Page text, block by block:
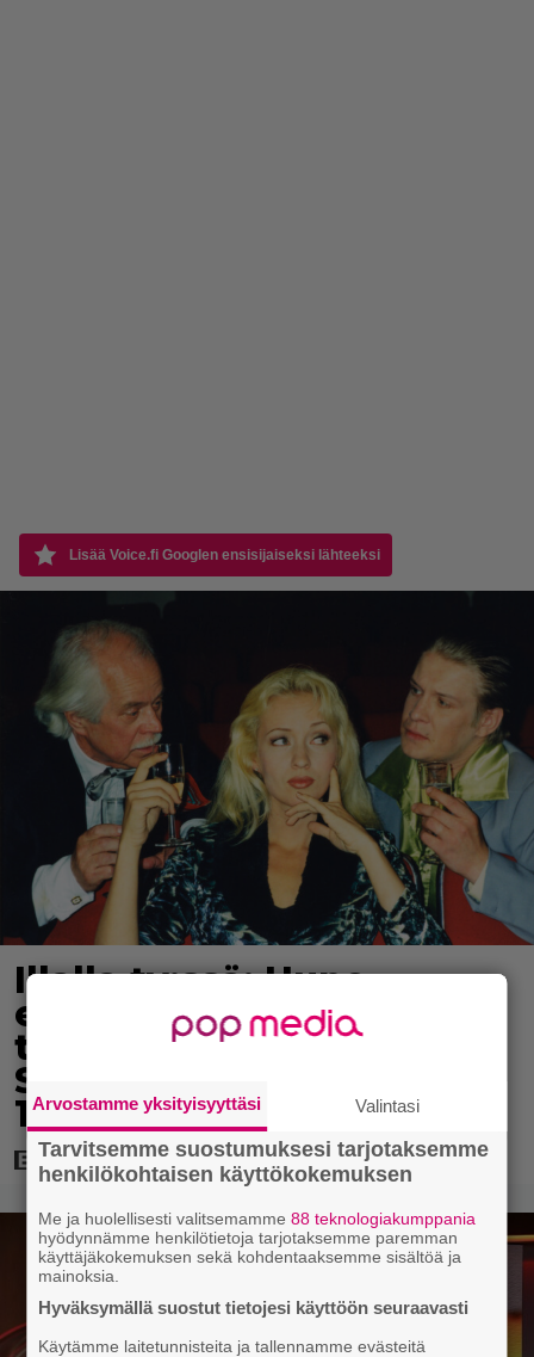
Lisää Voice.fi Googlen ensisijaiseksi lähteeksi
Illalla tv:ssä: Uuno-
elokuva jossa käytettiin
tietokonegrafiikkaa?
Sellainen tehtiin vuonna
1998
Arvostamme yksityisyyttäsi Valintasi
Tarvitsemme suostumuksesi tarjotaksemme
henkilökohtaisen käyttökokemuksen
Me ja huolellisesti valitsemamme88 teknologiakumppania
hyödynnämme henkilötietoja tarjotaksemme paremman
käyttäjäkokemuksen sekä kohdentaaksemme sisältöä ja
mainoksia.
Hyväksymällä suostut tietojesi käyttöön seuraavasti
Käytämme laitetunnisteita ja tallennamme evästeitä